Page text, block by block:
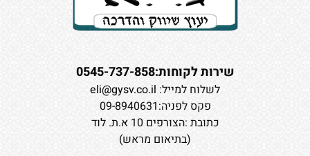
שירות לקוחות:0545-737-858
לשלוח למייל: eli@gysv.co.il
פקס לפניה:09-8940631
כתובת :הצורפים 10 א.ת. לוד
(בתיאום מראש)